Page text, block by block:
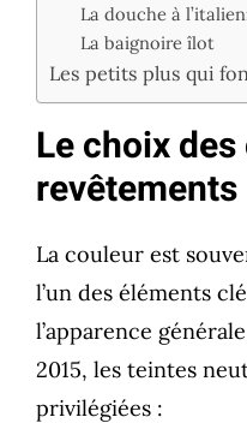
La douche à
La baignoire îlot
Les petits plus qui
Le choix
revêtements
La couleur est
l’un des éléments
l’apparence
2015, les teintes
privilégiées :